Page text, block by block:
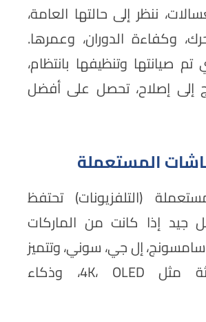
ننظر إلى حالتها العامة،
وكفاءة الدوران، وعمرها.
تم صيانتها وتنظيفها بانتظام،
إلى إصلاح، تحصل على أفضل
المستعملة
(التلفزيونات) تحتفظ
جيد إذا كانت من الماركات
إل جي، سوني، وتتميز
بتقنيات حديثة مثل 4K، OLED، وذكاء